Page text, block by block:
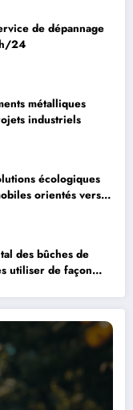
de dépannage
24
métalliques
industriels
écologiques
orientés vers
des bûches de
utiliser de façon